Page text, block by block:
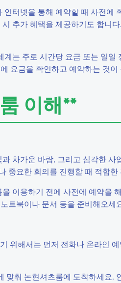
터넷을 통해 예약할 때 사전에
추가 혜택을 제공하기도 합니
계는 주로 시간당 요금 또는 일
요금을 확인하고 예약하는 것
이해**
차가운 바람, 그리고 심각한
중요한 회의를 진행할 때 적합
이용하기 전에 사전에 예약을
트북이나 문서 등을 준비해오세
위해서는 먼저 전화나 온라인
맞춰 논현셔츠룸에 도착하세요